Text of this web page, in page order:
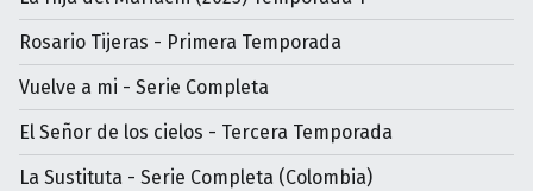
Rosario Tijeras - Primera Temporada
Vuelve a mi - Serie Completa
El Señor de los cielos - Tercera Temporada
La Sustituta - Serie Completa (Colombia)